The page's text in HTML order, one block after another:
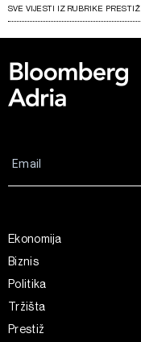
SVE VIJESTI IZ RUBRIKE PRESTIŽ
Ekonomija
Biznis
Politika
Tržišta
Prestiž